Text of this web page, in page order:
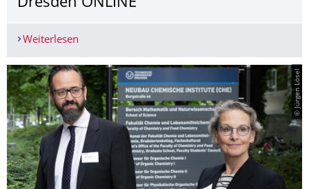
Weiterlesen
© Jürgen Lösel